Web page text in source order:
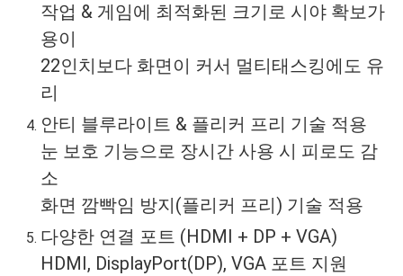
작업 & 게임에 최적화된 크기로 시야 확보가
용이
22인치보다 화면이 커서 멀티태스킹에도 유
리
안티 블루라이트 & 플리커 프리 기술 적용
눈 보호 기능으로 장시간 사용 시 피로도 감
소
화면 깜빡임 방지(플리커 프리) 기술 적용
다양한 연결 포트 (HDMI + DP + VGA)
HDMI, DisplayPort(DP), VGA 포트 지원